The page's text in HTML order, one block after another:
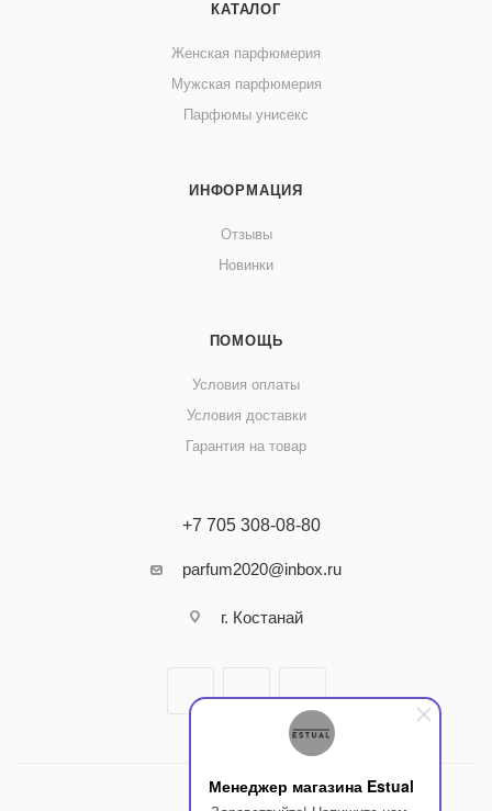
Менеджер магазина Estual
КАТАЛОГ
Женская парфюмерия
Мужская парфюмерия
Парфюмы унисекс
ИНФОРМАЦИЯ
Отзывы
Новинки
ПОМОЩЬ
Условия оплаты
Условия доставки
Гарантия на товар
+7 705 308-08-80
parfum2020@inbox.ru
г. Костанай